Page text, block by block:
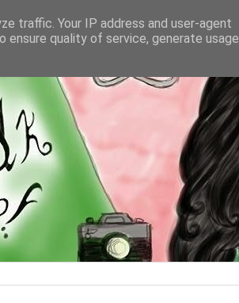
traffic. Your IP address and user-agent
ensure quality of service, generate usage